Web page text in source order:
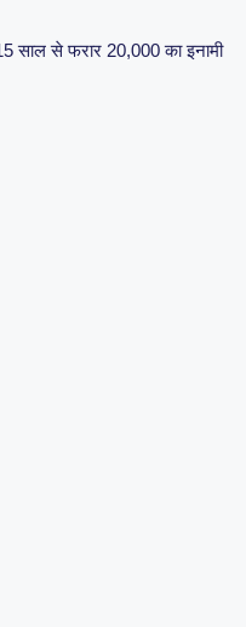
साल से फरार 20,000 का इनामी